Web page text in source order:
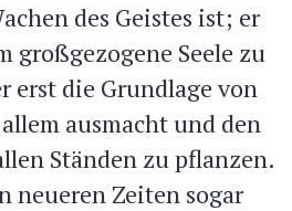
des Geistes ist; er
großgezogene Seele zu
erst die Grundlage von
ausmacht und den
Ständen zu pflanzen.
neueren Zeiten sogar